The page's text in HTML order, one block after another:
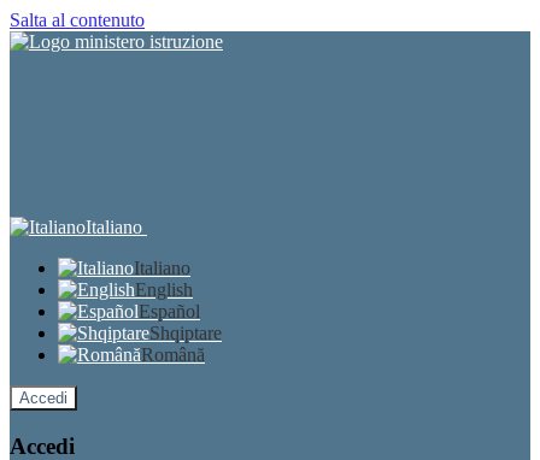
Salta al contenuto
Italiano
Italiano
English
Español
Shqiptare
Română
Accedi
Accedi